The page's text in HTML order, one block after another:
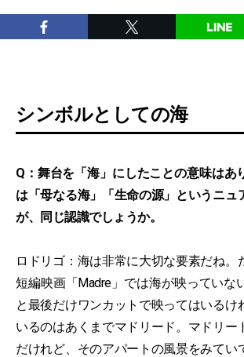
シンボルとしての海
Q：舞台を「海」にしたことの意味はあ
は「母なる海」「生命の源」というニュ
が、同じ認識でしょうか。
ロドリゴ：海は非常に大切な要素だね。
短編映画「Madre」では海が映っていな
と最後だけワンカットで映ってはいるけ
いるのはあくまでマドリード。マドリー
だけれど、そのアパートの風景をみてい